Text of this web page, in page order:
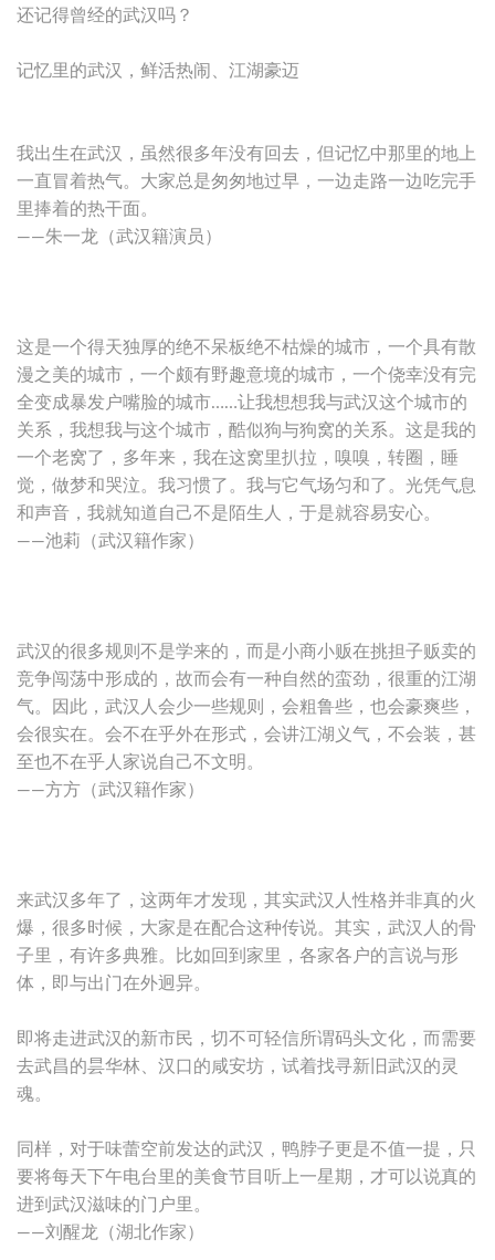
还记得曾经的武汉吗？
记忆里的武汉，鲜活热闹、江湖豪迈
我出生在武汉，虽然很多年没有回去，但记忆中那里的地上
一直冒着热气。大家总是匆匆地过早，一边走路一边吃完手
里捧着的热干面。
——朱一龙（武汉籍演员）
这是一个得天独厚的绝不呆板绝不枯燥的城市，一个具有散
漫之美的城市，一个颇有野趣意境的城市，一个侥幸没有完
全变成暴发户嘴脸的城市……让我想想我与武汉这个城市的
关系，我想我与这个城市，酷似狗与狗窝的关系。这是我的
一个老窝了，多年来，我在这窝里扒拉，嗅嗅，转圈，睡
觉，做梦和哭泣。我习惯了。我与它气场匀和了。光凭气息
和声音，我就知道自己不是陌生人，于是就容易安心。
——池莉（武汉籍作家）
武汉的很多规则不是学来的，而是小商小贩在挑担子贩卖的
竞争闯荡中形成的，故而会有一种自然的蛮劲，很重的江湖
气。因此，武汉人会少一些规则，会粗鲁些，也会豪爽些，
会很实在。会不在乎外在形式，会讲江湖义气，不会装，甚
至也不在乎人家说自己不文明。
——方方（武汉籍作家）
来武汉多年了，这两年才发现，其实武汉人性格并非真的火
爆，很多时候，大家是在配合这种传说。其实，武汉人的骨
子里，有许多典雅。比如回到家里，各家各户的言说与形
体，即与出门在外迥异。
即将走进武汉的新市民，切不可轻信所谓码头文化，而需要
去武昌的昙华林、汉口的咸安坊，试着找寻新旧武汉的灵
魂。
同样，对于味蕾空前发达的武汉，鸭脖子更是不值一提，只
要将每天下午电台里的美食节目听上一星期，才可以说真的
进到武汉滋味的门户里。
——刘醒龙（湖北作家）